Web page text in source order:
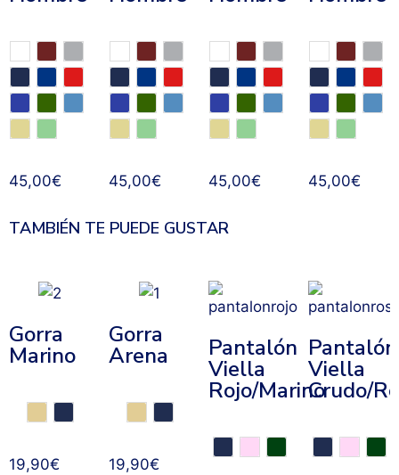
45,00€ 45,00€ 45,00€ 45,00€
TAMBIÉN TE PUEDE GUSTAR
Gorra
Marino
19,90€
Gorra
Arena
19,90€
Pantalón
Viella
Rojo/Marino
Pantalón
Viella
Crudo/